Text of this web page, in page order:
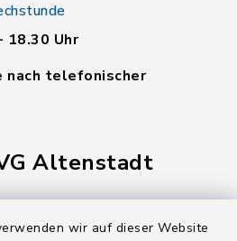
wir auf dieser Website
Uhr
nach telefonischer
Altenstadt